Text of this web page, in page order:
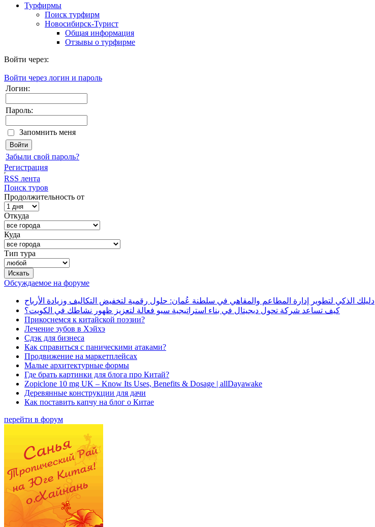
Турфирмы
Поиск турфирм
Новосибирск-Турист
Общая информация
Отзывы о турфирме
Войти через:
Войти через логин и пароль
Логин:
Пароль:
Запомнить меня
Забыли свой пароль?
Регистрация
RSS лента
Поиск туров
Продолжительность от
Откуда
Куда
Тип тура
Обсуждаемое на форуме
دليلك الذكي لتطوير إدارة المطاعم والمقاهي في سلطنة عُمان: حلول رقمية لتخفيض التكاليف وزيادة الأرباح
كيف تساعد شركة تحول ديجيتال في بناء استراتيجية سيو فعالة لتعزيز ظهور نشاطك في الكويت؟
Прикоснемся к китайской поэзии?
Лечение зубов в Хэйхэ
Сдэк для бизнеса
Как справиться с паническими атаками?
Продвижение на маркетплейсах
Малые архитектурные формы
Где брать картинки для блога про Китай?
Zopiclone 10 mg UK – Know Its Uses, Benefits & Dosage | allDayawake
Деревянные конструкции для дачи
Как поставить капчу на блог о Китае
перейти в форум